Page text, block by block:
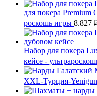
для покера Premium
роскошь игры 8.827
Набор для покера
кейсе -
XXL-Турция-